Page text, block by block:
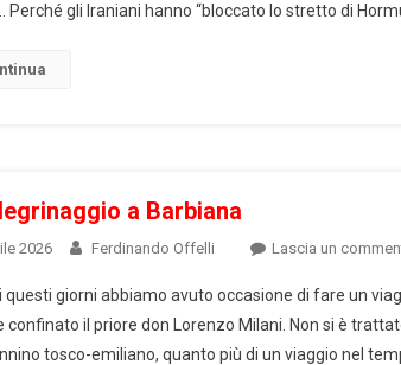
Perché gli Iraniani hanno “bloccato lo stretto di
a Barbiana
2026 Ferdinando Offelli Lascia un
questi giorni abbiamo avuto occasione di fare un
confinato il priore don Lorenzo Milani. Non si è
tosco-emiliano, quanto più di un viaggio nel